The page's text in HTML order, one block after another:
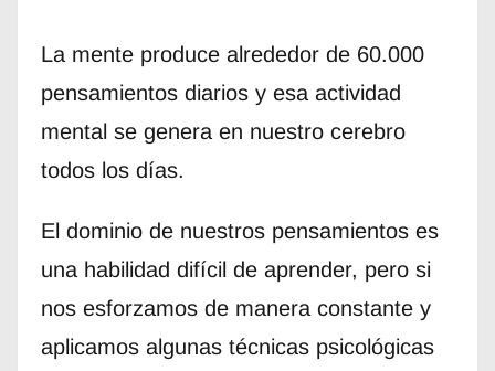
La mente produce alrededor de 60.000
pensamientos diarios y esa actividad
mental se genera en nuestro cerebro
todos los días.
El dominio de nuestros pensamientos es
una habilidad difícil de aprender, pero si
nos esforzamos de manera constante y
aplicamos algunas técnicas psicológicas